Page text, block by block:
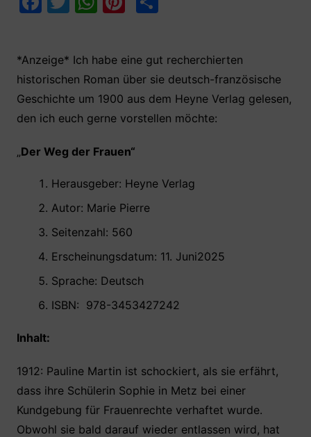
e
b
o
k
er s
A
p
e
st
n
*Anzeige* Ich habe eine gut recherchierten
historischen Roman über sie deutsch-französische
Geschichte um 1900 aus dem Heyne Verlag gelesen,
den ich euch gerne vorstellen möchte:
„Der Weg der Frauen“
Herausgeber: ‎Heyne Verlag
Autor: Marie Pierre
Seitenzahl: 560
Erscheinungsdatum: 11. Juni2025
Sprache: Deutsch
ISBN: ‎‎ 978-3453427242 ‎
Inhalt:
1912: Pauline Martin ist schockiert, als sie erfährt,
dass ihre Schülerin Sophie in Metz bei einer
Kundgebung für Frauenrechte verhaftet wurde.
Obwohl sie bald darauf wieder entlassen wird, hat